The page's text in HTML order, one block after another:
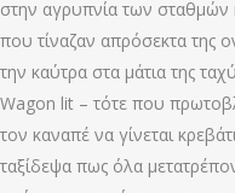
στην αγρυπνία των σταθμών
που τίναζαν απρόσεκτα της
την καύτρα στα μάτια της
Wagon lit – τότε που
τον καναπέ να γίνεται
ταξίδεψα πως όλα